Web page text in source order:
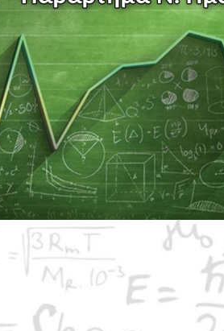
Δ Ε Λ Τ Ι Ο Τ Υ Π Ο Υ
της Ελληνικής Μαθηματικής
«Κ. Καραθεοδωρή»
για μαθητές